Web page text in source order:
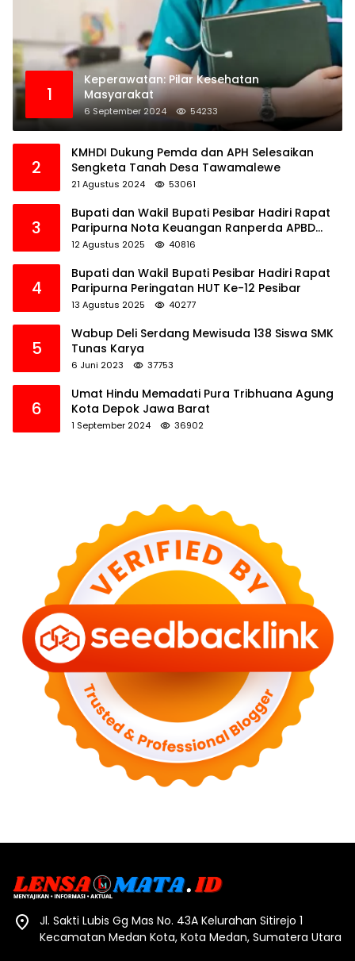
1
Keperawatan: Pilar Kesehatan
Masyarakat
6 September 2024 54233
2
KMHDI Dukung Pemda dan APH Selesaikan
Sengketa Tanah Desa Tawamalewe
21 Agustus 2024 53061
3
Bupati dan Wakil Bupati Pesibar Hadiri Rapat
Paripurna Nota Keuangan Ranperda APBD
Perubahan TA 2025
12 Agustus 2025 40816
4
Bupati dan Wakil Bupati Pesibar Hadiri Rapat
Paripurna Peringatan HUT Ke-12 Pesibar
13 Agustus 2025 40277
5
Wabup Deli Serdang Mewisuda 138 Siswa SMK
Tunas Karya
6 Juni 2023 37753
6
Umat Hindu Memadati Pura Tribhuana Agung
Kota Depok Jawa Barat
1 September 2024 36902
Jl. Sakti Lubis Gg Mas No. 43A Kelurahan Sitirejo 1
Kecamatan Medan Kota, Kota Medan, Sumatera Utara